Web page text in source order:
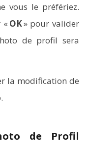
vous le préfériez.
« OK» pour valider
de profil sera
la modification de
de Profil